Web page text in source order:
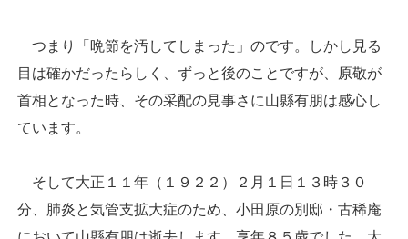
つまり「晩節を汚してしまった」のです。しかし見る
目は確かだったらしく、ずっと後のことですが、原敬が
首相となった時、その采配の見事さに山縣有朋は感心し
ています。
そして大正１１年（１９２２）２月１日１３時３０
分、肺炎と気管支拡大症のため、小田原の別邸・古稀庵